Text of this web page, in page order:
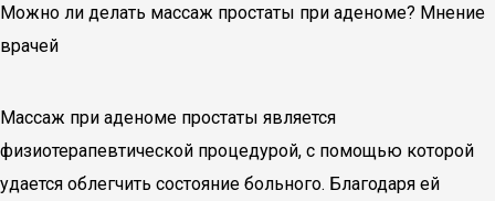
Можно ли делать массаж простаты при аденоме? Мнение
врачей
Массаж при аденоме простаты является
физиотерапевтической процедурой, с помощью которой
удается облегчить состояние больного. Благодаря ей